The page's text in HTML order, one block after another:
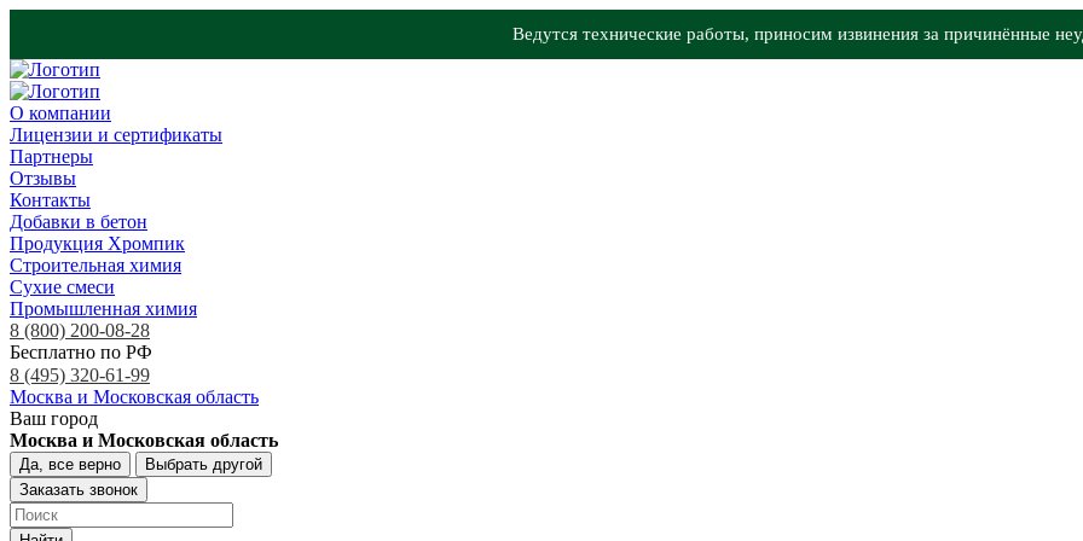
Ведутся технические работы, приносим извинения за причинённые
О компании
Лицензии и сертификаты
Партнеры
Отзывы
Контакты
Добавки в бетон
Продукция Хромпик
Строительная химия
Сухие смеси
Промышленная химия
8 (800) 200-08-28
Бесплатно по РФ
8 (495) 320-61-99
Москва и Московская область
Ваш город
Москва и Московская область
Да, все верно
Выбрать другой
Заказать звонок